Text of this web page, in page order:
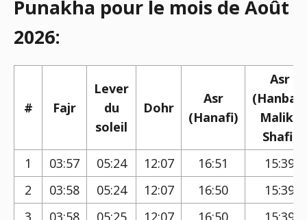
Punakha pour le mois de Août
2026:
# Fajr
Lever
du
soleil
Dohr
Asr
(Hanafi)
Asr
(Hanbali,
Maliki,
Shafi)
1
03:57 05:24 12:07 16:51
15:39
2
03:58 05:24 12:07 16:50
15:39
3
03:58 05:25 12:07 16:50 15:39